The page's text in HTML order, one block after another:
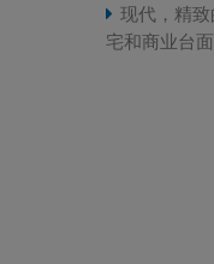
现代，精
宅和商业台